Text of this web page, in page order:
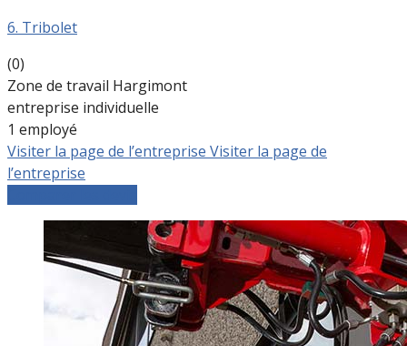
6. Tribolet
(0)
Zone de travail Hargimont
entreprise individuelle
1 employé
Visiter la page de l’entreprise Visiter la page de
l’entreprise